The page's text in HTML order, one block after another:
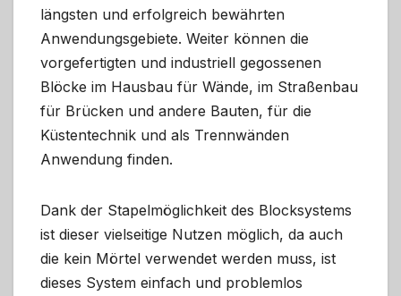
längsten und erfolgreich bewährten
Anwendungsgebiete. Weiter können die
vorgefertigten und industriell gegossenen
Blöcke im Hausbau für Wände, im Straßenbau
für Brücken und andere Bauten, für die
Küstentechnik und als Trennwänden
Anwendung finden.
Dank der Stapelmöglichkeit des Blocksystems
ist dieser vielseitige Nutzen möglich, da auch
die kein Mörtel verwendet werden muss, ist
dieses System einfach und problemlos